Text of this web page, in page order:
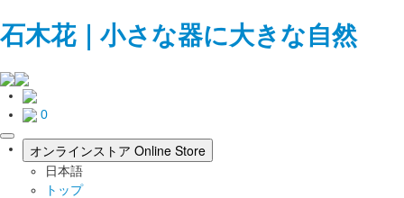
石木花｜小さな器に大きな自然
0
toggle
navigation
オンラインストア Online Store
日本語
トップ